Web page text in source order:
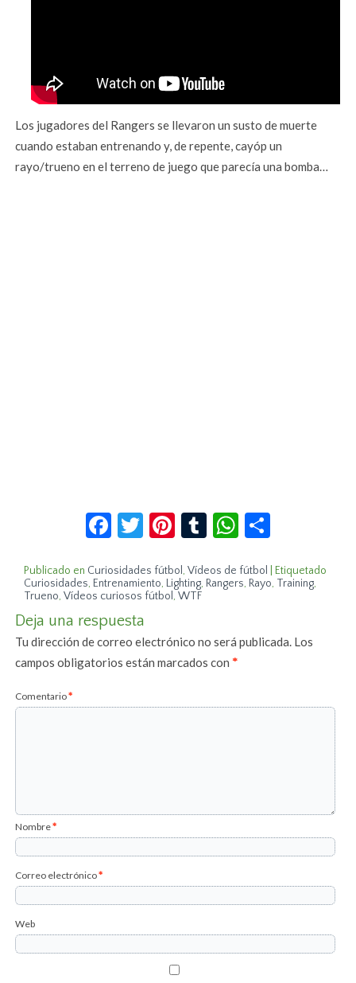
Los jugadores del Rangers se llevaron un susto de muerte
cuando estaban entrenando y, de repente, cayóp un
rayo/trueno en el terreno de juego que parecía una bomba…
Facebook
Twitter
Pinterest
TumblrWhatsApp
Publicado en Curiosidades fútbol,Vídeos de fútbol
Etiquetado
Curiosidades, Entrenamiento, Lighting, Rangers, Rayo, Training,
Trueno,Vídeos curiosos fútbol,WTF
Deja una respuesta
Tu dirección de correo electrónico no será publicada. Los
campos obligatorios están marcados con*
Comentario*
Nombre*
Correo electrónico*
Web